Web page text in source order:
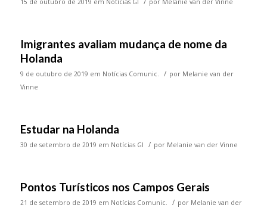
15 de outubro de 2019 em Notícias GI por Melanie van der Vinne
Imigrantes avaliam mudança de nome da
Holanda
9 de outubro de 2019 em Notícias Comunic. / por Melanie van der
Vinne
Estudar na Holanda
30 de setembro de 2019 em Notícias GI / por Melanie van der Vinne
Pontos Turísticos nos Campos Gerais
21 de setembro de 2019 em Notícias Comunic. / por Melanie van der